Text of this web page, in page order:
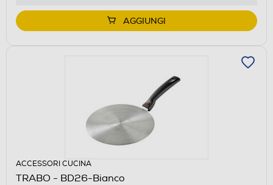
AGGIUNGI
ACCESSORI CUCINA
TRABO - BD26-Bianco